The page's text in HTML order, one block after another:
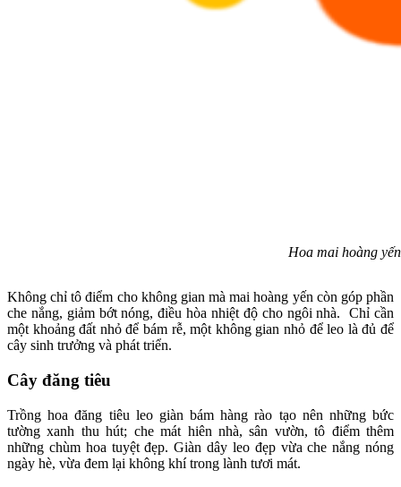
Hoa mai hoàng
Không chỉ tô điểm cho không gian mà mai hoàng yến còn góp phần
che nắng, giảm bớt nóng, điều hòa nhiệt độ cho ngôi nhà. Chỉ cần
một khoảng đất nhỏ để bám rễ, một không gian nhỏ để leo là đủ để
cây sinh trưởng và phát triển.
Cây đăng tiêu
Trồng hoa đăng tiêu leo giàn bám hàng rào tạo nên những bức
tường xanh thu hút; che mát hiên nhà, sân vườn, tô điểm thêm
những chùm hoa tuyệt đẹp. Giàn dây leo đẹp vừa che nắng nóng
ngày hè, vừa đem lại không khí trong lành tươi mát.